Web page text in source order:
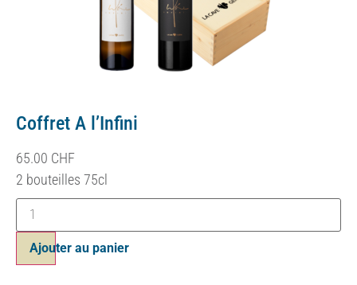
Coffret A l’Infini
65.00 CHF
2 bouteilles 75cl
Ajouter au panier